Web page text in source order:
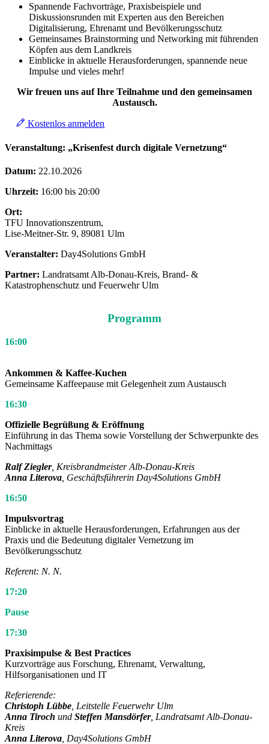
Spannende Fachvorträge, Praxisbeispiele und
Diskussionsrunden mit Experten aus den Bereichen
Digitalisierung, Ehrenamt und Bevölkerungsschutz
Gemeinsames Brainstorming und Networking mit führenden
Köpfen aus dem Landkreis
Einblicke in aktuelle Herausforderungen, spannende neue
Impulse und vieles mehr!
Wir freuen uns auf Ihre Teilnahme und den gemeinsamen
Austausch.
Kostenlos anmelden
Veranstaltung: „Krisenfest durch digitale Vernetzung“
Datum: 22.10.2026
Uhrzeit: 16:00 bis 20:00
Ort:
TFU Innovationszentrum,
Lise-Meitner-Str. 9, 89081 Ulm
Veranstalter: Day4Solutions GmbH
Partner: Landratsamt Alb-Donau-Kreis, Brand- &
Katastrophenschutz und Feuerwehr Ulm
Programm
16:00
Ankommen & Kaffee-Kuchen
Gemeinsame Kaffeepause mit Gelegenheit zum Austausch
16:30
Offizielle Begrüßung & Eröffnung
Einführung in das Thema sowie Vorstellung der Schwerpunkte des
Nachmittags
Ralf Ziegler, Kreisbrandmeister Alb-Donau-Kreis
Anna Literova , Geschäftsführerin Day4Solutions GmbH
16:50
Impulsvortrag
Einblicke in aktuelle Herausforderungen, Erfahrungen aus der
Praxis und die Bedeutung digitaler Vernetzung im
Bevölkerungsschutz
Referent: N. N.
17:20
Pause
17:30
Praxisimpulse & Best Practices
Kurzvorträge aus Forschung, Ehrenamt, Verwaltung,
Hilfsorganisationen und IT
Referierende:
Christoph Lübbe , Leitstelle Feuerwehr Ulm
Anna Tiroch und Steffen Mansdörfer, Landratsamt Alb-Donau-
Kreis
Anna Literova , Day4Solutions GmbH